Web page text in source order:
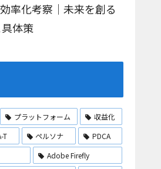
率化考察｜未来を創る
体策
プラットフォーム
収益化
T ペルソナ
PDCA
Adobe Firefly